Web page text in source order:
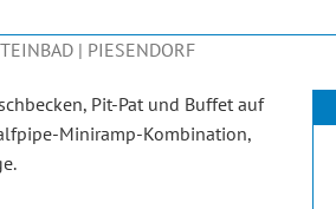
| PIESENDORF
Pit-Pat und Buffet auf
Miniramp-Kombination,